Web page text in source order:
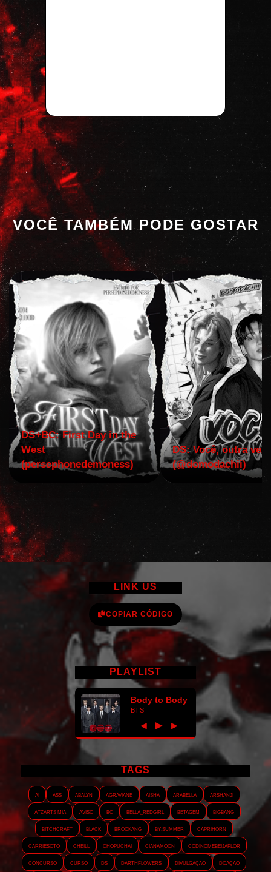
VOCÊ TAMBÉM PODE GOSTAR
DS+BC: First Day in the
West
(persephonedemoness)
DS: Você, outra vez!
(@domodachii)
LINK US
COPIAR CÓDIGO
PLAYLIST
Body to Body
BTS
◀ ► ▶
TAGS
AI ASS Abalyn Agraviane Aisha Arabella
Arshanji
Atzarts Mia
Aviso BC Bella_RedGirl Betagem
Bigbang
Bitchcraft
Black Brookang By.summer
Caprihorn
Carriesoto
Cheill Chopuchai Cianamoon
Codinomebeijaflor
Concurso
Curso DS Darthflowers Divulgação Doação